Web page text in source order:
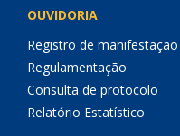
OUVIDORIA
Registro de manifestação
Regulamentação
Consulta de protocolo
Relatório Estatístico